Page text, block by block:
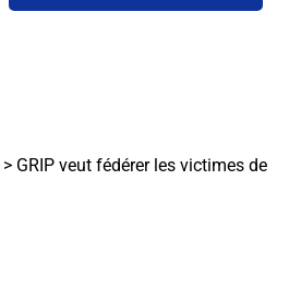
> GRIP veut fédérer les victimes de